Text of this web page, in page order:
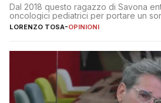
Dal 2018 questo ragazzo di Savona
oncologici pediatrici per portare un
LORENZO TOSA-OPINIONI